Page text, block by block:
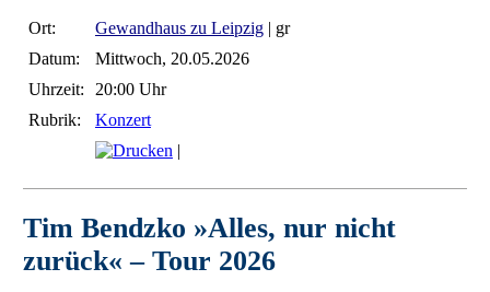
Ort: Gewandhaus zu Leipzig| gr
Datum:
Mittwoch, 20.05.2026
Uhrzeit:
20:00 Uhr
Rubrik:
Konzert
|
Tim Bendzko »Alles, nur nicht
zurück« – Tour 2026